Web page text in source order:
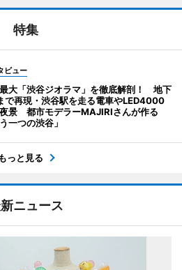
特集
ビュー
大「渋谷ジオラマ」を徹底解剖！ 地下
で再現・渋谷駅を走る電車やLED4000
景 都市モデラーMAJIRIさんが作る
う一つの渋谷」
もっと見る
ニュース